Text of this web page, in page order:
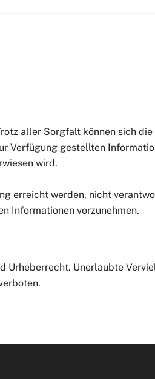
aller Sorgfalt können sich
gestellten
wird.
erreicht werden, nicht
Informationen vorzunehmen.
Urheberrecht. Unerlaubte